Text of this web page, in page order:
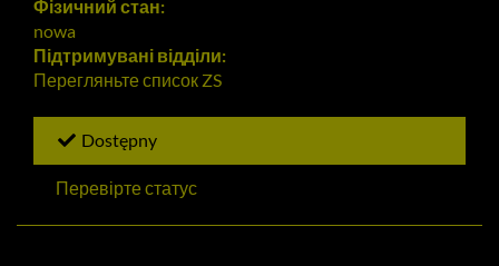
Фізичний стан:
nowa
Підтримувані відділи:
Перегляньте список ZS
Dostępny
Перевірте статус